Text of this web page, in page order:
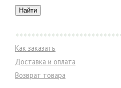
Как заказать
Доставка и оплата
Возврат товара